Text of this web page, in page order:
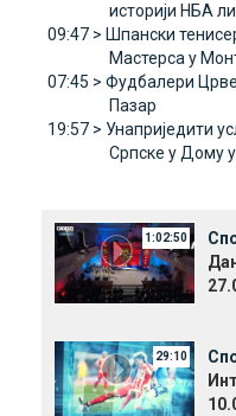
историји НБА
09:47 > Шпански
Мастерса у
07:45 > Фудбалери
Пазар
19:57 > Унаприједити
Српске у Дому
1:02:50
29:10